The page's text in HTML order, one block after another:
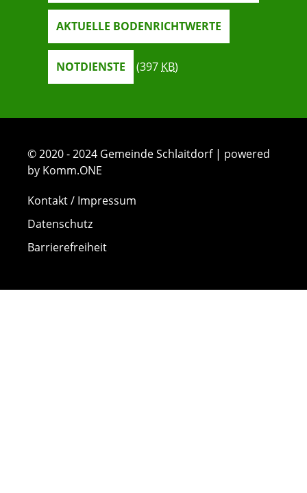
AKTUELLE BODENRICHTWERTE
NOTDIENSTE (397 KB)
© 2020 - 2024 Gemeinde Schlaitdorf | powered
by Komm.ONE
Kontakt / Impressum
Datenschutz
Barrierefreiheit